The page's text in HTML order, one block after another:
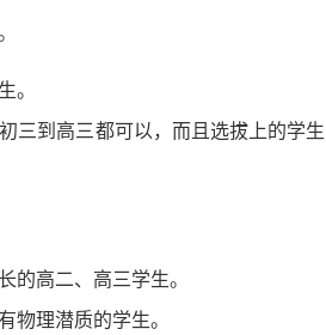
。
三到高三都可以，而且选拔上的学生
的高二、高三学生。
物理潜质的学生。